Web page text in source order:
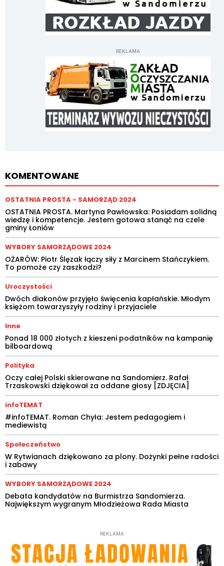
REKLAMA
KOMENTOWANE
OSTATNIA PROSTA - SAMORZĄD 2024
OSTATNIA PROSTA. Martyna Pawłowska: Posiadam solidną
wiedzę i kompetencje. Jestem gotowa stanąć na czele
gminy Łoniów
WYBORY SAMORZĄDOWE 2024
OŻARÓW: Piotr Ślęzak łączy siły z Marcinem Stańczykiem.
To pomoże czy zaszkodzi?
Uroczystości
Dwóch diakonów przyjęło święcenia kapłańskie. Młodym
księżom towarzyszyły rodziny i przyjaciele
Inne
Ponad 18 000 złotych z kieszeni podatników na kampanię
bilboardową
Polityka
Oczy całej Polski skierowane na Sandomierz. Rafał
Trzaskowski dziękował za oddane głosy [ZDJĘCIA]
infoTEMAT
#infoTEMAT. Roman Chyła: Jestem pedagogiem i
mediewistą
Społeczeństwo
W Rytwianach dziękowano za plony. Dożynki pełne radości
i zabawy
WYBORY SAMORZĄDOWE 2024
Debata kandydatów na Burmistrza Sandomierza.
Największym wygranym Młodzieżowa Rada Miasta
REKLAMA